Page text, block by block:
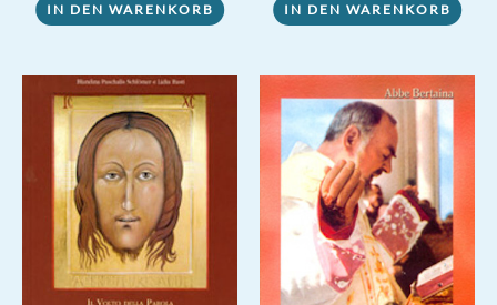
IN DEN WARENKORB IN DEN WARENKORB